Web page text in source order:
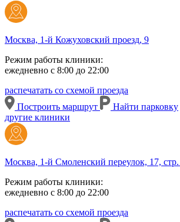
Москва, 1-й Кожуховский проезд, 9
Режим работы клиники:
ежедневно с 8:00 до 22:00
распечатать со схемой проезда
Построить маршрут
Найти парковку
другие клиники
Москва, 1-й Смоленский переулок, 17,
Режим работы клиники:
ежедневно с 8:00 до 22:00
распечатать со схемой проезда